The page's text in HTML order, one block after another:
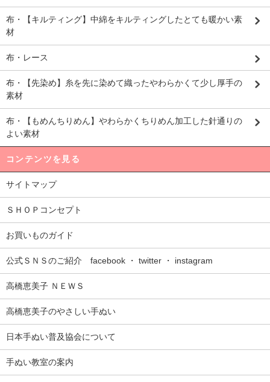
布・【キルティング】中綿をキルティングしたとても暖かい素
材
布・レース
布・【先染め】糸を先に染めて織ったやわらかくて少し厚手の
素材
布・【もめんちりめん】やわらかくちりめん加工した針通りの
よい素材
コンテンツを見る
サイトマップ
ＳＨＯＰコンセプト
お買いものガイド
公式ＳＮＳのご紹介 facebook ・ twitter ・ instagram
高橋恵美子 ＮＥＷＳ
高橋恵美子のやさしい手ぬい
日本手ぬい普及協会について
手ぬい教室の案内